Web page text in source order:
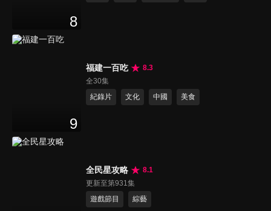
8
9
福建一百吃
8.3
全30集
紀錄片
文化 中國 美食
全民星攻略
8.1
更新至第931集
遊戲節目
綜藝